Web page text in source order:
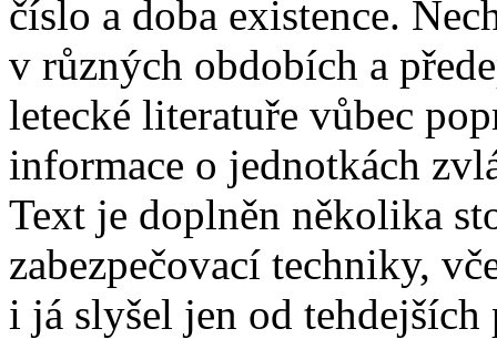
číslo a doba existence.
v různých obdobích a
letecké literatuře vůbec
informace o jednotkách
Text je doplněn několika
zabezpečovací techniky,
i já slyšel jen od